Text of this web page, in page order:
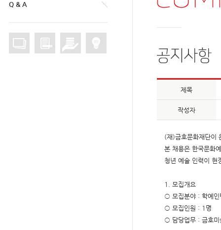
Q & A
제목
작성자
(재)금호문화재단이
본 채용은 한국문화
청년 예술 인력이 현
1. 모집개요
○ 모집분야 : 학예인
○ 모집인원 : 1명
○ 담당업무 : 금호미